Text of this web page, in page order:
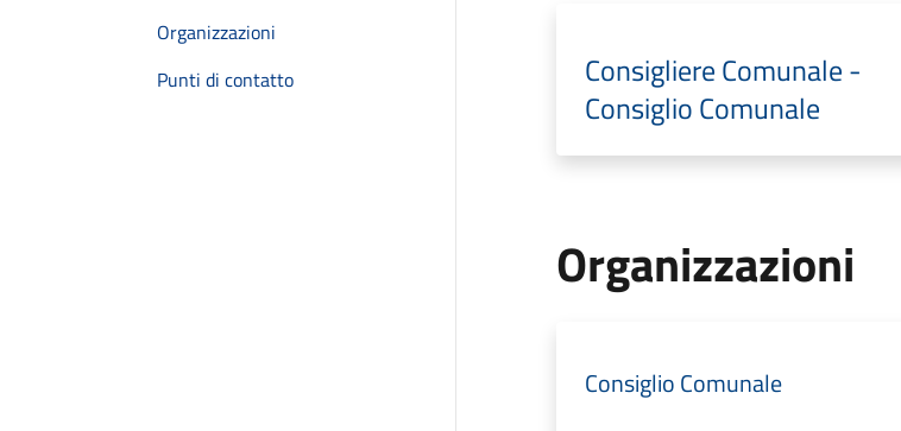
Organizzazioni
Punti di contatto
Consigliere Comunale -
Consiglio Comunale
Organizzazioni
Consiglio Comunale